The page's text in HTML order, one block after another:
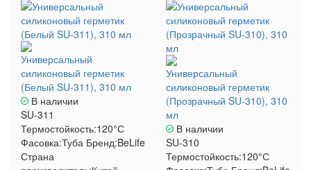
Универсальный
силиконовый герметик
(Белый SU-311), 310 мл
В наличии
SU-311
Термостойкость:120°С
Фасовка:Туба Бренд:BeLife
Страна
Универсальный
силиконовый герметик
(Прозрачный SU-310), 310
мл
В наличии
SU-310
Термостойкость:120°С